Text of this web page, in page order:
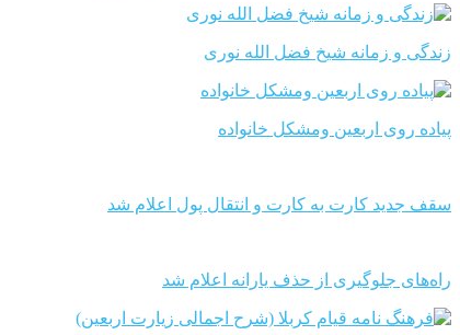
زندگی و زمانه شیخ فضل الله نوری
پیاده روی اربعین ومشکل خانواده
سقف جدید کارت به کارت و انتقال پول اعلام شد
راه‌های جلوگیری از حذف یارانه اعلام شد